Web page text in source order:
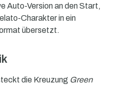
Auto-Version an den Start,
Charakter in ein
übersetzt.
die Kreuzung Green